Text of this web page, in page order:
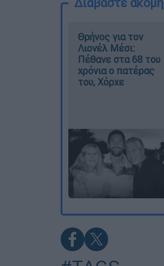
Θρήνος για τον
Λιονέλ Μέσι:
Πέθανε στα 68 του
χρόνια ο πατέρας
του, Χόρχε